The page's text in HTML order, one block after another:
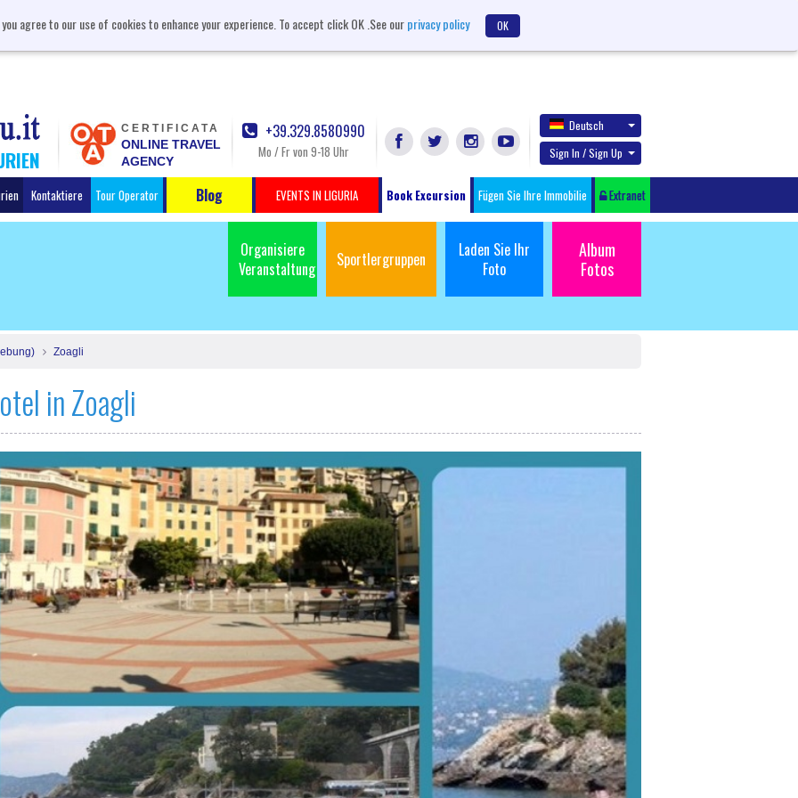
agree to our use of cookies to enhance your experience. To accept click OK .See ourprivacy policy OK
CERTIFICATA
ONLINE TRAVEL
AGENCY
+39.329.8580990
Mo / Fr von 9-18 Uhr
Deutsch
Sign In / Sign Up
Kontaktiere Tour Operator Blog EVENTS IN LIGURIA Book Excursion Fügen Sie Ihre Immobilie Extranet
Organisiere
Veranstaltung
Sportlergruppen
Laden Sie Ihr
Foto
Album
Fotos
Zoagli
in Zoagli